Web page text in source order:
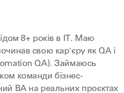
8+ років в ІТ. Маю
свою кар'єру як QA і
QA). Займаюсь
команди бізнес-
BA на реальних проєктах